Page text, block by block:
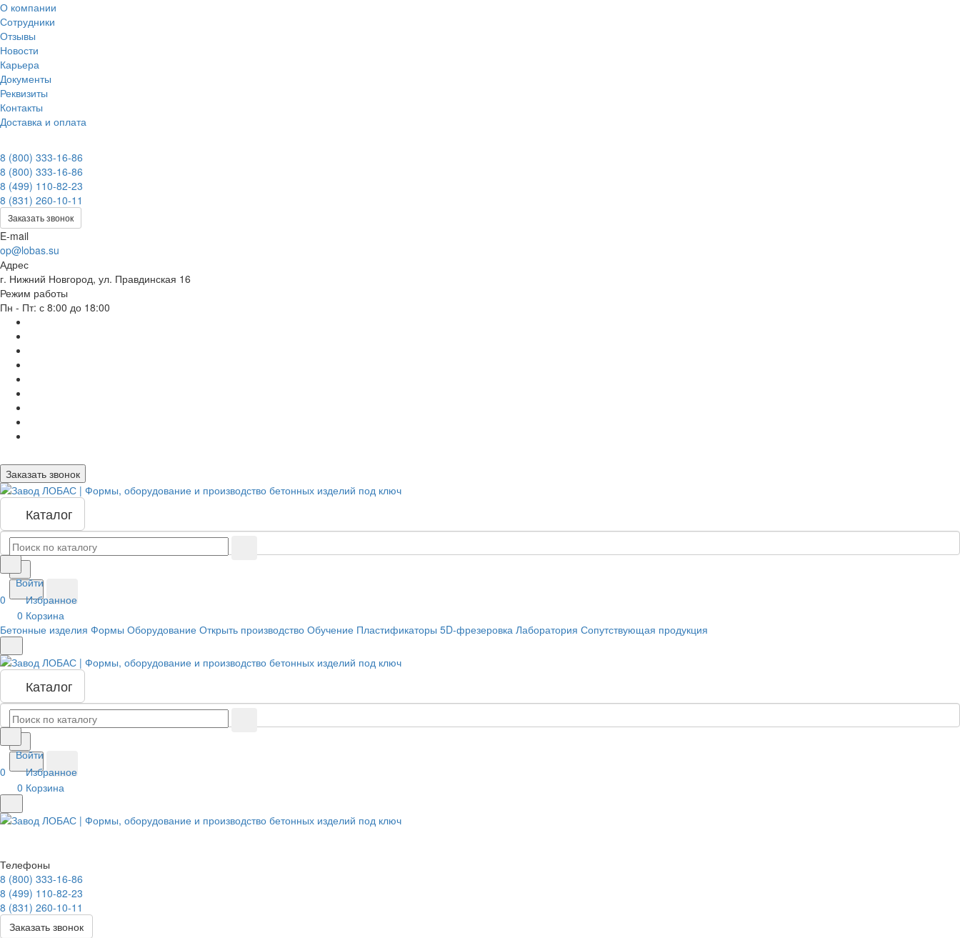
О компании
Сотрудники
Отзывы
Новости
Карьера
Документы
Реквизиты
Контакты
Доставка и оплата
8 (800) 333-16-86
8 (800) 333-16-86
8 (499) 110-82-23
8 (831) 260-10-11
Заказать звонок
E-mail
op@lobas.su
Адрес
г. Нижний Новгород, ул. Правдинская 16
Режим работы
Пн - Пт: с 8:00 до 18:00
Заказать звонок
Каталог
Войти
0
Избранное
0 Корзина
Бетонные изделия Формы Оборудование Открыть производство Обучение Пластификаторы 5D-фрезеровка Лаборатория Сопутствующая продукция
Каталог
Войти
0
Избранное
0 Корзина
Телефоны
8 (800) 333-16-86
8 (499) 110-82-23
8 (831) 260-10-11
Заказать звонок